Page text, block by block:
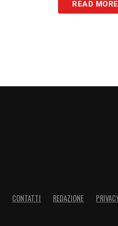
READ MORE
CONTATTI REDAZIONE